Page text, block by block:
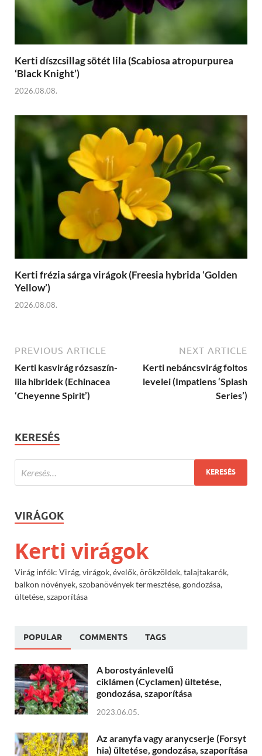
Kerti díszcsillag sötét lila (Scabiosa atropurpurea
‘Black Knight’)
2026.08.08.
Kerti frézia sárga virágok (Freesia hybrida ‘Golden
Yellow’)
2026.08.08.
PREVIOUS ARTICLE
Kerti kasvirág rózsaszín-
lila hibridek (Echinacea
‘Cheyenne Spirit’)
NEXT ARTICLE
Kerti nebáncsvirág foltos
levelei (Impatiens ‘Splash
Series’)
KERESÉS
VIRÁGOK
Kerti virágok
Virág infók: Virág, virágok, évelők, örökzöldek, talajtakarók,
balkon növények, szobanövények termesztése, gondozása,
ültetése, szaporítása
POPULAR COMMENTS TAGS
A borostyánlevelű
ciklámen (Cyclamen) ültetése,
gondozása, szaporítása
2023.06.05.
Az aranyfa vagy aranycserje (Forsyt
hia) ültetése, gondozása, szaporítása